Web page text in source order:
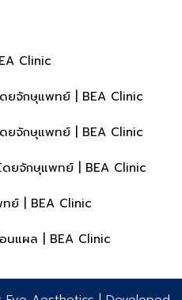
Clinic
ยจักษุแพทย์ | BEA Clinic
ยจักษุแพทย์ | BEA Clinic
ดยจักษุแพทย์ | BEA Clinic
ย์ | BEA Clinic
นแผล | BEA Clinic